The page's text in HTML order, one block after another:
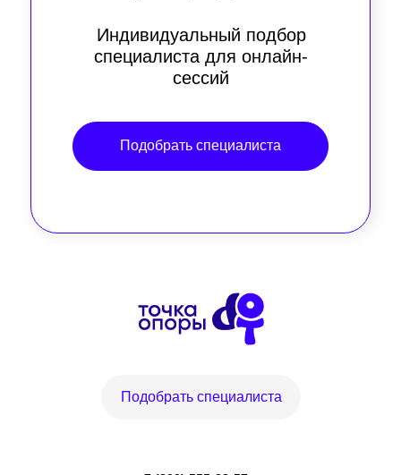
Индивидуальный подбор
специалиста для онлайн-
сессий
Подобрать специалиста
Подобрать специалиста